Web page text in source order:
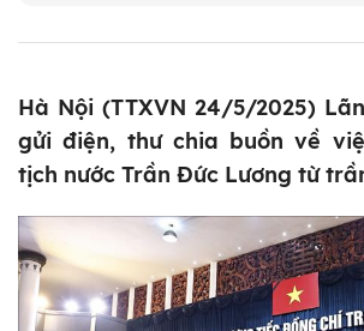
Hà Nội (TTXVN 24/5/2025)
gửi điện, thư chia buồn về
tịch nước Trần Đức Lương từ